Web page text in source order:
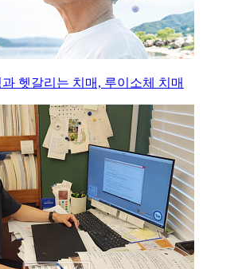
헷갈리는 치매, 루이소체 치매